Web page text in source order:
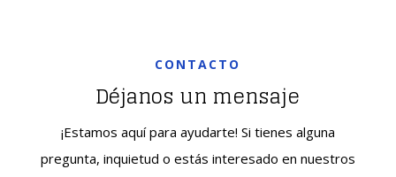
CONTACTO
Déjanos un mensaje
¡Estamos aquí para ayudarte! Si tienes alguna
pregunta, inquietud o estás interesado en nuestros